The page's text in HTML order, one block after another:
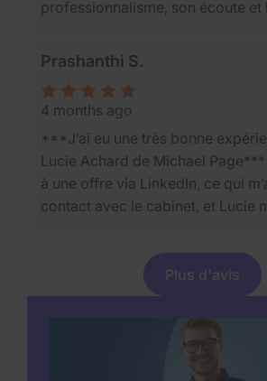
accompagnement.
professionnalisme, son écoute et
Cela a rendu l’expérience très
souligné. Merci encore pour votre
accompagnement.
Prashanthi S.
4 months ago
***J’ai eu une très bonne
Lucie Achard de Michael Page***
à une offre via LinkedIn, ce qui
contact avec le cabinet, et Lucie
entretien. Dès le début, elle s’est
professionnelle, motivante et à
long du processus. Sa
toujours été claire et
bon suivi. C’est une expérience
souvent eue avec des cabinets
Plus d'avis